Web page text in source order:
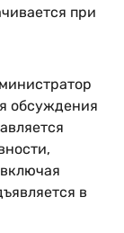
при
обсуждения
в